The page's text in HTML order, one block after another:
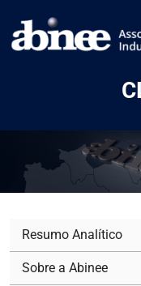
Resumo Analítico
Sobre a Abinee